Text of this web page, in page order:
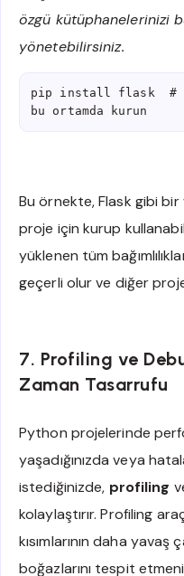
özgü kütüphanelerinizi
yönetebilirsiniz.
pip install flask  #
bu ortamda kurun
Bu örnekte, Flask gibi
proje için kurup
yüklenen tüm
geçerli olur ve diğer
7. Profiling ve
Zaman Tasarrufu
Python projelerinde
yaşadığınızda veya
istediğinizde, profiling
kolaylaştırır. Profiling
kısımlarının daha yavaş
boğazlarını tespit